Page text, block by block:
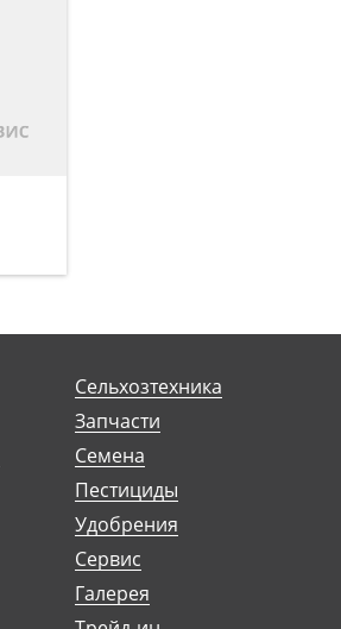
Сельхозтехника
Запчасти
Семена
Пестициды
Удобрения
Сервис
Галерея